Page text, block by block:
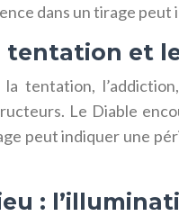
dans un tirage
tentation et
la tentation,
Le Diable
peut indiquer une
: